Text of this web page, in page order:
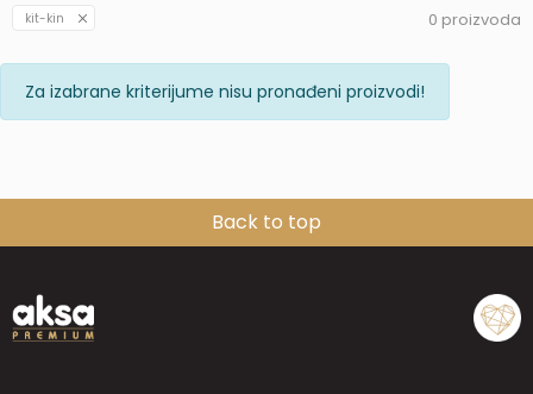
kit-kin 0 proizvoda
Za izabrane kriterijume nisu pronađeni proizvodi!
Back to top